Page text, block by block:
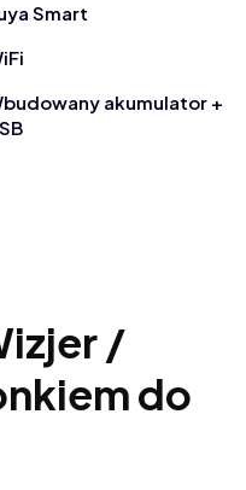
Smart
akumulator +
/
do